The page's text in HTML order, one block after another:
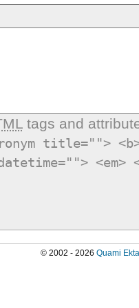
tags and
title="">
© 2002 - 2026 Quami